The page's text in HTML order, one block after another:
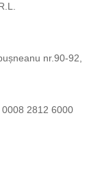
nr.90-92,
2812 6000